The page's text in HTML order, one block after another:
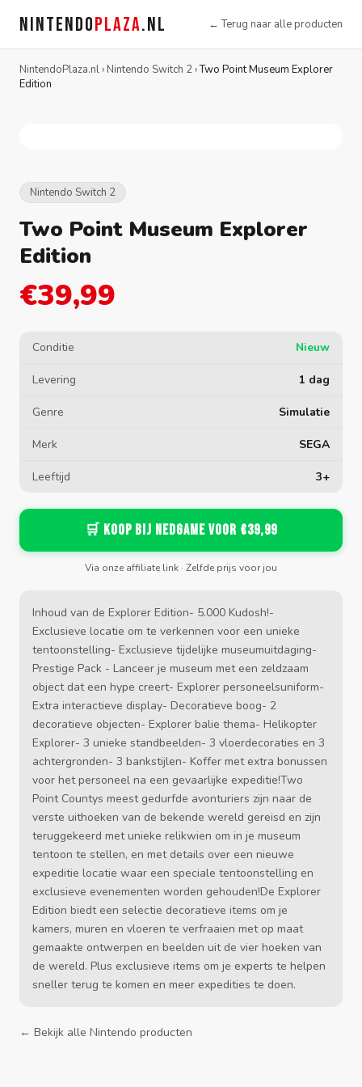
NINTENDOPLAZA.NL ← Terug naar alle producten
NintendoPlaza.nl› Nintendo Switch 2›Two Point Museum Explorer
Edition
Nintendo Switch 2
Two Point Museum Explorer
Edition
€39,99
Conditie Nieuw
Levering 1 dag
Genre Simulatie
Merk SEGA
Leeftijd 3+
🛒 Koop bij Nedgame voor €39,99
Via onze affiliate link · Zelfde prijs voor jou
Inhoud van de Explorer Edition- 5.000 Kudosh!-
Exclusieve locatie om te verkennen voor een unieke
tentoonstelling- Exclusieve tijdelijke museumuitdaging-
Prestige Pack - Lanceer je museum met een zeldzaam
object dat een hype creert- Explorer personeelsuniform-
Extra interactieve display- Decoratieve boog- 2
decoratieve objecten- Explorer balie thema- Helikopter
Explorer- 3 unieke standbeelden- 3 vloerdecoraties en 3
achtergronden- 3 bankstijlen- Koffer met extra bonussen
voor het personeel na een gevaarlijke expeditie!Two
Point Countys meest gedurfde avonturiers zijn naar de
verste uithoeken van de bekende wereld gereisd en zijn
teruggekeerd met unieke relikwien om in je museum
tentoon te stellen, en met details over een nieuwe
expeditie locatie waar een speciale tentoonstelling en
exclusieve evenementen worden gehouden!De Explorer
Edition biedt een selectie decoratieve items om je
kamers, muren en vloeren te verfraaien met op maat
gemaakte ontwerpen en beelden uit de vier hoeken van
de wereld. Plus exclusieve items om je experts te helpen
sneller terug te komen en meer expedities te doen.
← Bekijk alle Nintendo producten